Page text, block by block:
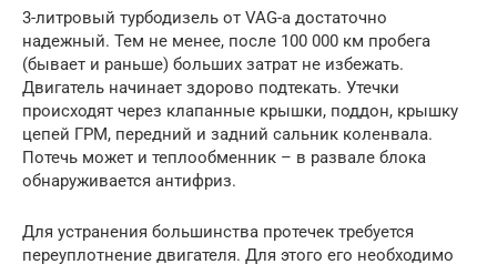
3-литровый турбодизель от VAG-а достаточно
надежный. Тем не менее, после 100 000 км пробега
(бывает и раньше) больших затрат не избежать.
Двигатель начинает здорово подтекать. Утечки
происходят через клапанные крышки, поддон, крышку
цепей ГРМ, передний и задний сальник коленвала.
Потечь может и теплообменник – в развале блока
обнаруживается антифриз.
Для устранения большинства протечек требуется
переуплотнение двигателя. Для этого его необходимо